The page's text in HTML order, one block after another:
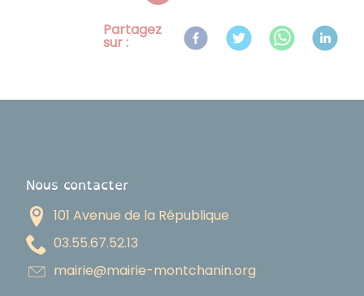
Partagez
sur :
Nous contacter
101 Avenue de la République
31.25.76.55.30
gro.ninahctnom-eiriam@eiriam